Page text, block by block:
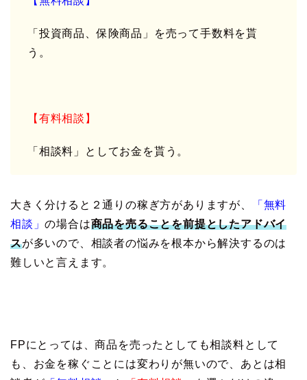
「投資商品、保険商品」を売って手数料を貰
う。
【有料相談】
「相談料」としてお金を貰う。
大きく分けると２通りの稼ぎ方がありますが、
「無料
相談」の場合は商品を売ることを前提としたアドバイ
スが多いので、相談者の悩みを根本から解決するのは
難しいと言えます。
FPにとっては、商品を売ったとしても相談料として
も、お金を稼ぐことには変わりが無いので、あとは相